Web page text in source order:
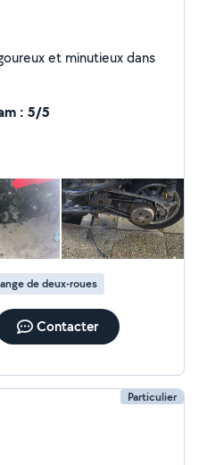
et minutieux dans
: 5/5
de deux-roues
Contacter
Particulier